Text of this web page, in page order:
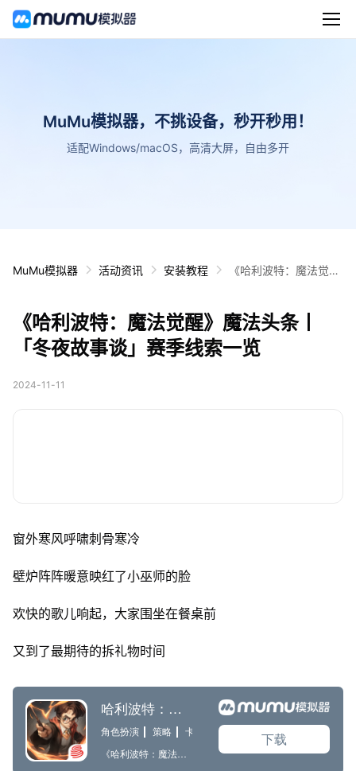
MuMu模拟器，不挑设备，秒开秒用！
适配Windows/macOS，高清大屏，自由多开
MuMu模拟器 活动资讯 安装教程
《哈利波特：魔法觉
《哈利波特：魔法觉醒》魔法头条丨
「冬夜故事谈」赛季线索一览
2024-11-11
窗外寒风呼啸刺骨寒冷
壁炉阵阵暖意映红了小巫师的脸
欢快的歌儿响起，大家围坐在餐桌前
又到了最期待的拆礼物时间